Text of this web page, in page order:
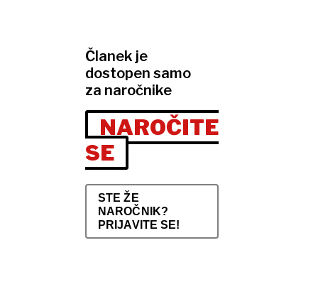
Članek je
dostopen samo
za naročnike
NAROČITE
SE
STE ŽE
NAROČNIK?
PRIJAVITE SE!